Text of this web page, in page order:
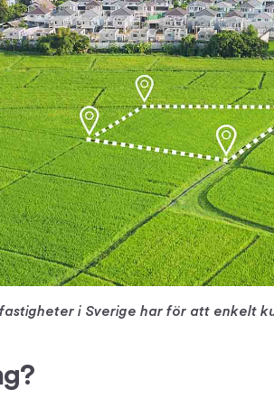
i Sverige har för att enkelt